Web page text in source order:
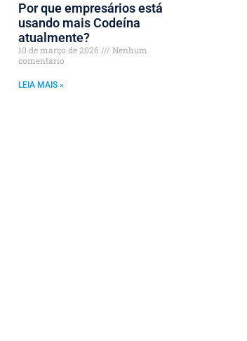
Por que empresários está
usando mais Codeína
atualmente?
10 de março de 2026
Nenhum
comentário
LEIA MAIS »